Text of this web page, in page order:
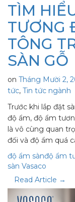
TÌM
TƯƠNG
TÔNG
SÀN GỖ
on Tháng Mười 2,
tức, Tin tức ngành
Trước khi lắp đặt
độ ẩm, độ ẩm
là vô cùng quan
đối và độ ẩm quá
độ ẩm sànđộ ẩm
sàn Vasaco
Read Article →